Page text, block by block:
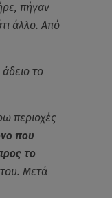
πήγαν
άλλο. Από
άδειο το
περιοχές
που
το
Μετά